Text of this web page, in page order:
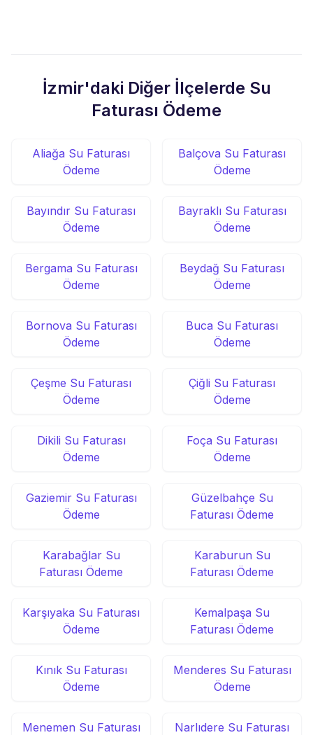
İzmir'daki Diğer İlçelerde Su
Faturası Ödeme
Aliağa Su Faturası
Ödeme
Balçova Su Faturası
Ödeme
Bayındır Su Faturası
Ödeme
Bayraklı Su Faturası
Ödeme
Bergama Su Faturası
Ödeme
Beydağ Su Faturası
Ödeme
Bornova Su Faturası
Ödeme
Buca Su Faturası
Ödeme
Çeşme Su Faturası
Ödeme
Çiğli Su Faturası
Ödeme
Dikili Su Faturası
Ödeme
Foça Su Faturası
Ödeme
Gaziemir Su Faturası
Ödeme
Güzelbahçe Su
Faturası Ödeme
Karabağlar Su
Faturası Ödeme
Karaburun Su
Faturası Ödeme
Karşıyaka Su Faturası
Ödeme
Kemalpaşa Su
Faturası Ödeme
Kınık Su Faturası
Ödeme
Menderes Su Faturası
Ödeme
Menemen Su Faturası
Narlıdere Su Faturası